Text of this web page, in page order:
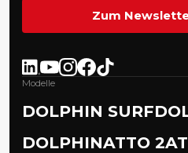
Zum
Modelle
DOLPHIN SURF
DOLPHINATTO 2